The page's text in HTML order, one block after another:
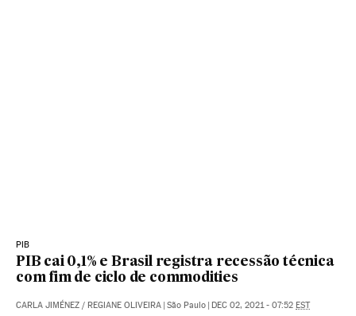
PIB
PIB cai 0,1% e Brasil registra recessão técnica
com fim de ciclo de commodities
CARLA JIMÉNEZ / REGIANE OLIVEIRA | São Paulo | DEC 02, 2021 - 07:52 EST